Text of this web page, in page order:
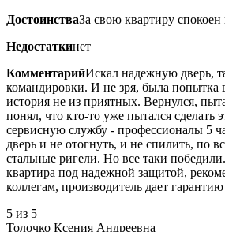
ДостоинстваЗа свою квартиру спокоен
Недостаткинет
КомментарийИскал надежную дверь,
командировки. И не зря, была попытка
история не из приятных. Вернулся,
понял, что кто-то уже пытался сделать
сервисную службу - профессионалы 5
дверь и не отогнуть, и не спилить, по
стальные ригели. Но все таки
квартира под надежной защитой,
коллегам, производитель дает
5 из 5
Толочко Ксения Андреевна